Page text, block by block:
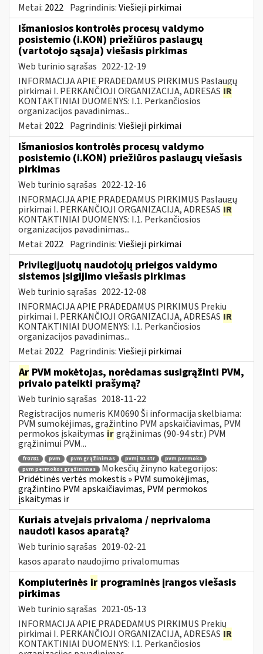
Metai: 2022 Pagrindinis:Viešieji pirkimai
Išmaniosios kontrolės procesų valdymo
posistemio (i.KON) priežiūros paslaugų
(vartotojo sąsaja) viešasis pirkimas
Web turinio sąrašas 2022-12-19
INFORMACIJA APIE PRADEDAMUS PIRKIMUS Paslaugų
pirkimai I. PERKANČIOJI ORGANIZACIJA, ADRESAS IR
KONTAKTINIAI DUOMENYS: I.1. Perkančiosios
organizacijos pavadinimas...
Metai: 2022 Pagrindinis:Viešieji pirkimai
Išmaniosios kontrolės procesų valdymo
posistemio (i.KON) priežiūros paslaugų viešasis
pirkimas
Web turinio sąrašas 2022-12-16
INFORMACIJA APIE PRADEDAMUS PIRKIMUS Paslaugų
pirkimai I. PERKANČIOJI ORGANIZACIJA, ADRESAS IR
KONTAKTINIAI DUOMENYS: I.1. Perkančiosios
organizacijos pavadinimas...
Metai: 2022 Pagrindinis:Viešieji pirkimai
Privilegijuotų naudotojų prieigos valdymo
sistemos įsigijimo viešasis pirkimas
Web turinio sąrašas 2022-12-08
INFORMACIJA APIE PRADEDAMUS PIRKIMUS Prekių
pirkimai I. PERKANČIOJI ORGANIZACIJA, ADRESAS IR
KONTAKTINIAI DUOMENYS: I.1. Perkančiosios
organizacijos pavadinimas...
Metai: 2022 Pagrindinis:Viešieji pirkimai
Ar PVM mokėtojas, norėdamas susigrąžinti PVM,
privalo pateikti prašymą?
Web turinio sąrašas 2018-11-22
Registracijos numeris KM0690 Ši informacija skelbiama:
PVM sumokėjimas, grąžintino PVM apskaičiavimas, PVM
permokos įskaitymas irgrąžinimas (90-94 str.) PVM
grąžinimui PVM...
fr0781 pvm pvm grąžinimas pvmį 91 str
pvm permoka
pvm permokos grąžinimas
Mokesčių žinyno kategorijos:
Pridėtinės vertės mokestis » PVM sumokėjimas,
grąžintino PVM apskaičiavimas, PVM permokos
įskaitymas ir
Kuriais atvejais privaloma / neprivaloma
naudoti kasos aparatą?
Web turinio sąrašas 2019-02-21
kasos aparato naudojimo privalomumas
Kompiuterinės ir programinės įrangos viešasis
pirkimas
Web turinio sąrašas 2021-05-13
INFORMACIJA APIE PRADEDAMUS PIRKIMUS Prekių
pirkimai I. PERKANČIOJI ORGANIZACIJA, ADRESAS IR
KONTAKTINIAI DUOMENYS: I.1. Perkančiosios